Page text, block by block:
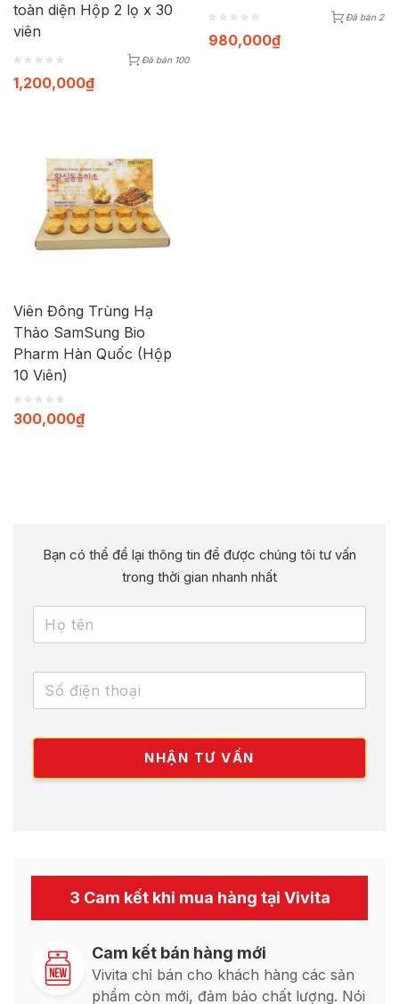
toàn diện Hộp 2 lọ x 30
viên
Đã bán 100
1,200,000₫
Đã bán 2
980,000₫
Viên Đông Trùng Hạ
Thảo SamSung Bio
Pharm Hàn Quốc (Hộp
10 Viên)
300,000₫
Bạn có thể để lại thông tin để được chúng tôi tư vấn
trong thời gian nhanh nhất
3 Cam kết khi mua hàng tại Vivita
Cam kết bán hàng mới
Vivita chỉ bán cho khách hàng các sản
phẩm còn mới, đảm bảo chất lượng. Nói